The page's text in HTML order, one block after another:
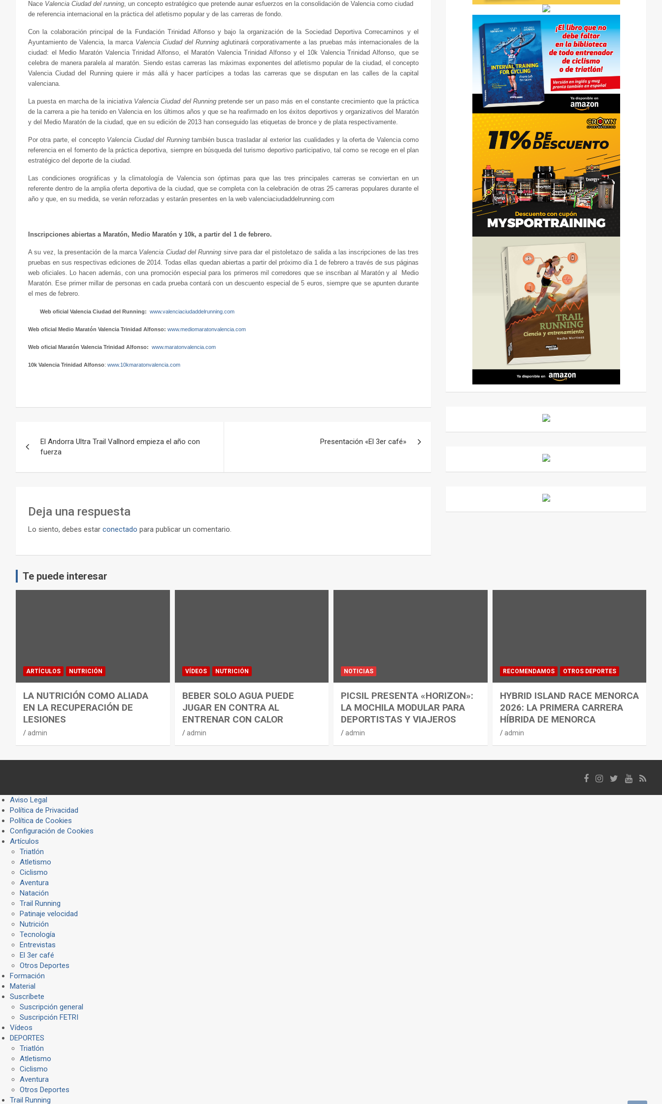
Nace Valencia Ciudad del running, un concepto estratégico que pretende aunar esfuerzos en la consolidación de Valencia como ciudad
de referencia internacional en la práctica del atletismo popular y de las carreras de fondo.
Con la colaboración principal de la Fundación Trinidad Alfonso y bajo la organización de la Sociedad Deportiva Correcaminos y el
Ayuntamiento de Valencia, la marca Valencia Ciudad del Runningaglutinará corporativamente a las pruebas más internacionales de la
ciudad: el Medio Maratón Valencia Trinidad Alfonso, el Maratón Valencia Trinidad Alfonso y el 10k Valencia Trinidad Alfonso, que se
celebra de manera paralela al maratón. Siendo estas carreras las máximas exponentes del atletismo popular de la ciudad, el concepto
Valencia Ciudad del Running quiere ir más allá y hacer partícipes a todas las carreras que se disputan en las calles de la capital
valenciana.
La puesta en marcha de la iniciativa Valencia Ciudad del Runningpretende ser un paso más en el constante crecimiento que la práctica
de la carrera a pie ha tenido en Valencia en los últimos años y que se ha reafirmado en los éxitos deportivos y organizativos del Maratón
y del Medio Maratón de la ciudad, que en su edición de 2013 han conseguido las etiquetas de bronce y de plata respectivamente.
Por otra parte, el concepto Valencia Ciudad del Runningtambién busca trasladar al exterior las cualidades y la oferta de Valencia como
referencia en el fomento de la práctica deportiva, siempre en búsqueda del turismo deportivo participativo, tal como se recoge en el plan
estratégico del deporte de la ciudad.
Las condiciones orográficas y la climatología de Valencia son óptimas para que las tres principales carreras se conviertan en un
referente dentro de la amplia oferta deportiva de la ciudad, que se completa con la celebración de otras 25 carreras populares durante el
año y que, en su medida, se verán reforzadas y estarán presentes en la web valenciaciudaddelrunning.com
Inscripciones abiertas a Maratón, Medio Maratón y 10k, a partir del 1 de febrero.
A su vez, la presentación de la marca Valencia Ciudad del Running sirve para dar el pistoletazo de salida a las inscripciones de las tres
pruebas en sus respectivas ediciones de 2014. Todas ellas quedan abiertas a partir del próximo día 1 de febrero a través de sus páginas
web oficiales. Lo hacen además, con una promoción especial para los primeros mil corredores que se inscriban al Maratón y al Medio
Maratón. Ese primer millar de personas en cada prueba contará con un descuento especial de 5 euros, siempre que se apunten durante
el mes de febrero.
Web oficial Valencia Ciudad del Running: www.valenciaciudaddelrunning.com
Web oficial Medio Maratón Valencia Trinidad Alfonso: www.mediomaratonvalencia.com
Web oficial Maratón Valencia Trinidad Alfonso: www.maratonvalencia.com
10k Valencia Trinidad Alfonso: www.10kmaratonvalencia.com
de
entradas
El Andorra Ultra Trail Vallnord empieza el año con
fuerza
Presentación «El 3er café»
Deja una respuesta
Lo siento, debes estar conectado para publicar un comentario.
Te puede interesar
ARTÍCULOS NUTRICIÓN
LA NUTRICIÓN COMO ALIADA
EN LA RECUPERACIÓN DE
LESIONES
admin
VÍDEOS NUTRICIÓN
BEBER SOLO AGUA PUEDE
JUGAR EN CONTRA AL
ENTRENAR CON CALOR
admin
NOTICIAS
PICSIL PRESENTA «HORIZON»:
LA MOCHILA MODULAR PARA
DEPORTISTAS Y VIAJEROS
admin
RECOMENDAMOS OTROS DEPORTES
HYBRID ISLAND RACE MENORCA
2026: LA PRIMERA CARRERA
HÍBRIDA DE MENORCA
admin
Aviso Legal
Política de Privacidad
Política de Cookies
Configuración de Cookies
Artículos
Triatlón
Atletismo
Ciclismo
Aventura
Natación
Trail Running
Patinaje velocidad
Nutrición
Tecnología
Entrevistas
El 3er café
Otros Deportes
Formación
Material
Suscríbete
Suscripción general
Suscripción FETRI
Vídeos
DEPORTES
Triatlón
Atletismo
Ciclismo
Aventura
Otros Deportes
Trail Running